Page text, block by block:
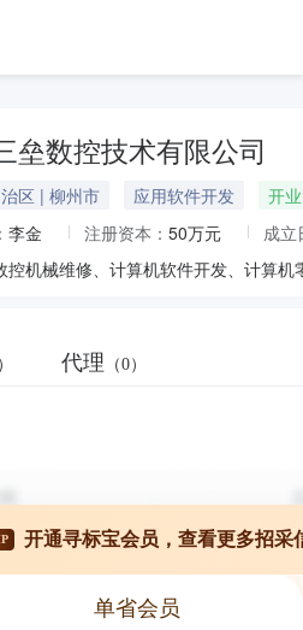
垒数控技术有限公司
区 | 柳州市 应用软件开发
开业
李金 注册资本： 50万元
成立
控机械维修、计算机软件开发、计算
代理 （0）
开通寻标宝会员，查看更多招采
单省会员